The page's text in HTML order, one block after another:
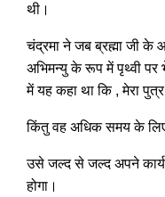
थी।
चंद्रमा ने जब ब्रह्मा जी के
अभिमन्यु के रूप में पृथ्वी पर
में यह कहा था कि , मेरा
किंतु वह अधिक समय के लिए
उसे जल्द से जल्द अपने
होगा।